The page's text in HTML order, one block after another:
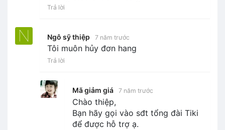
Trả lời
Ngô sỹ thiệp 7 năm trước
Tôi muôn hủy đơn hang
Trả lời
Mã giảm giá 7 năm trước
Chào thiệp,
Bạn hãy gọi vào sđt tổng đài Tiki
để được hỗ trợ ạ.